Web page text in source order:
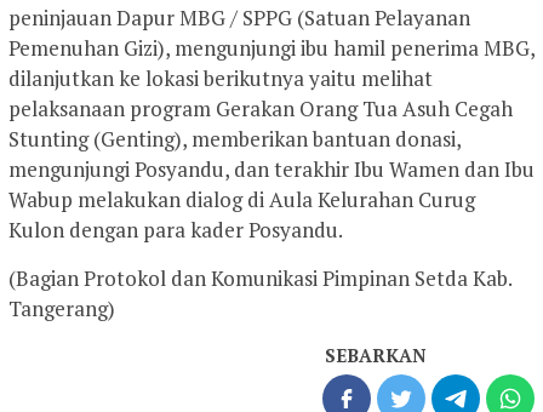
peninjauan Dapur MBG / SPPG (Satuan Pelayanan
Pemenuhan Gizi), mengunjungi ibu hamil penerima MBG,
dilanjutkan ke lokasi berikutnya yaitu melihat
pelaksanaan program Gerakan Orang Tua Asuh Cegah
Stunting (Genting), memberikan bantuan donasi,
mengunjungi Posyandu, dan terakhir Ibu Wamen dan Ibu
Wabup melakukan dialog di Aula Kelurahan Curug
Kulon dengan para kader Posyandu.
(Bagian Protokol dan Komunikasi Pimpinan Setda Kab.
Tangerang)
SEBARKAN